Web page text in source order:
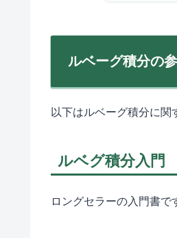
ルベーグ積分の
以下はルベーグ積分に関
ルベグ積分入門
ロングセラーの入門書で